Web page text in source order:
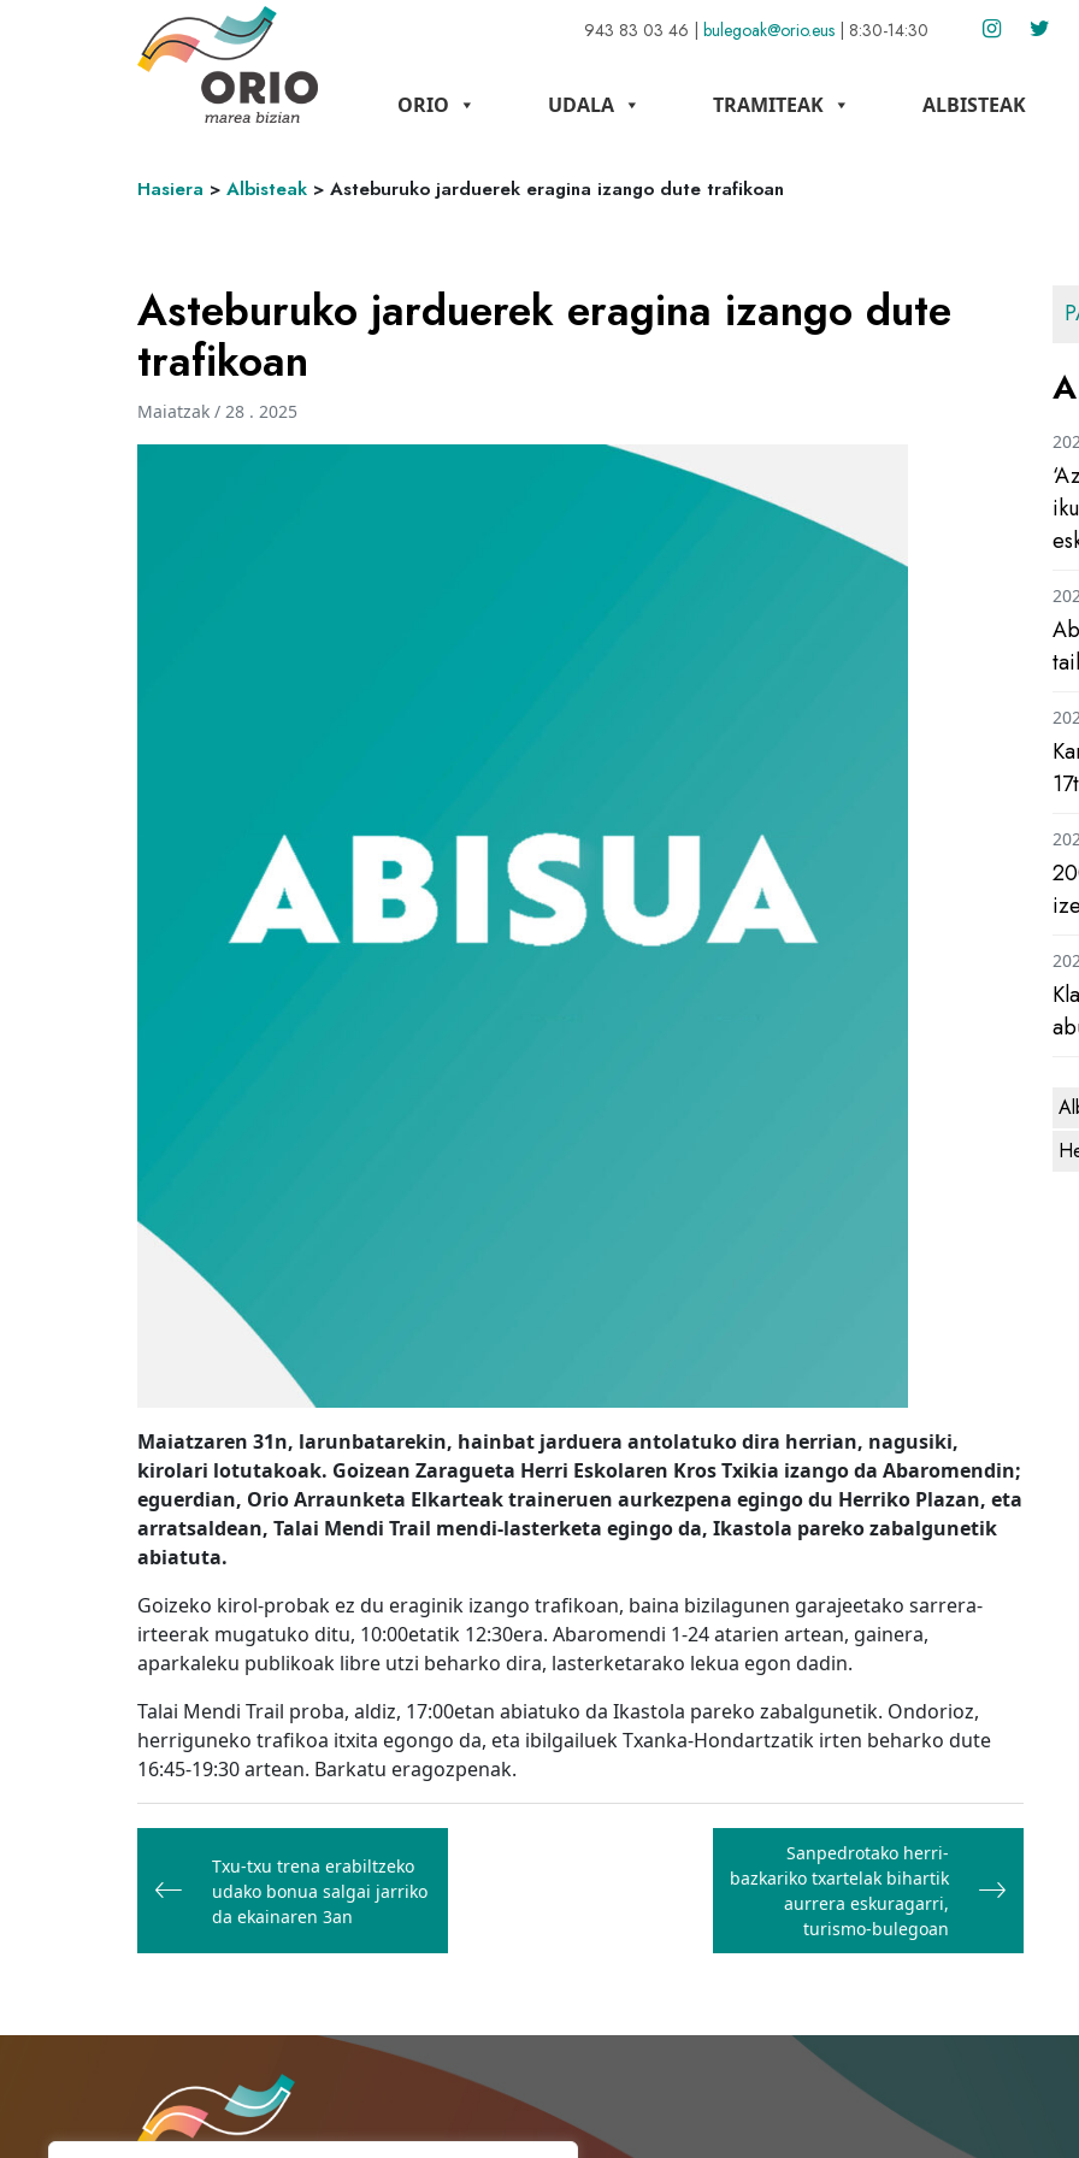
943 83 03 46 | bulegoak@orio.eus | 8:30-14:30
ORIO UDALA TRAMITEAK ALBISTEAK
Hasiera > Albisteak > Asteburuko jarduerek eragina izango dute trafikoan
Asteburuko jarduerek eragina izango dute
trafikoan
Maiatzak / 28 . 2025
Maiatzaren 31n, larunbatarekin, hainbat jarduera antolatuko dira herrian, nagusiki,
kirolari lotutakoak. Goizean Zaragueta Herri Eskolaren Kros Txikia izango da Abaromendin;
eguerdian, Orio Arraunketa Elkarteak traineruen aurkezpena egingo du Herriko Plazan, eta
arratsaldean, Talai Mendi Trail mendi-lasterketa egingo da, Ikastola pareko zabalgunetik
abiatuta.
Goizeko kirol-probak ez du eraginik izango trafikoan, baina bizilagunen garajeetako sarrera-
irteerak mugatuko ditu, 10:00etatik 12:30era. Abaromendi 1-24 atarien artean, gainera,
aparkaleku publikoak libre utzi beharko dira, lasterketarako lekua egon dadin.
Talai Mendi Trail proba, aldiz, 17:00etan abiatuko da Ikastola pareko zabalgunetik. Ondorioz,
herriguneko trafikoa itxita egongo da, eta ibilgailuek Txanka-Hondartzatik irten beharko dute
16:45-19:30 artean. Barkatu eragozpenak.
Bidalketetan
zehar
nabigatu
Txu-txu trena erabiltzeko
udako bonua salgai jarriko
da ekainaren 3an
Sanpedrotako herri-
bazkariko txartelak bihartik
aurrera eskuragarri,
turismo-bulegoan